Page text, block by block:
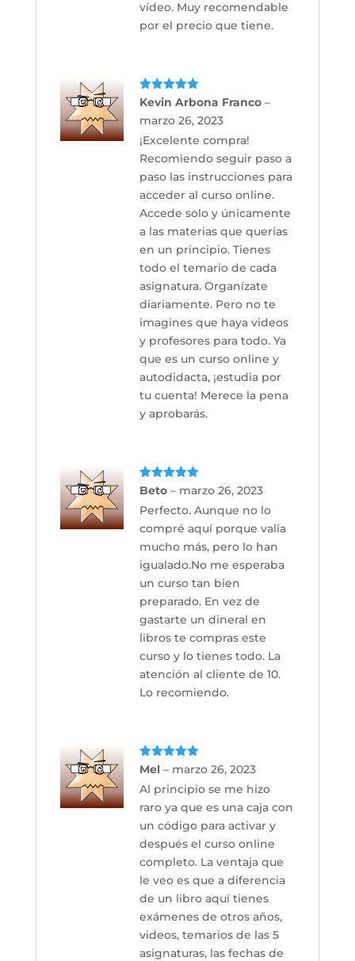
vídeo. Muy recomendable
por el precio que tiene.
Valorado
Kevin Arbona Franco –
marzo 26, 2023
¡Excelente compra!
Recomiendo seguir paso a
paso las instrucciones para
acceder al curso online.
Accede solo y únicamente
a las materias que querías
en un principio. Tienes
todo el temario de cada
asignatura. Organízate
diariamente. Pero no te
imagines que haya videos
y profesores para todo. Ya
que es un curso online y
autodidacta, ¡estudia por
tu cuenta! Merece la pena
y aprobarás.
Valorado
Beto – marzo 26, 2023
Perfecto. Aunque no lo
compré aquí porque valía
mucho más, pero lo han
igualado.No me esperaba
un curso tan bien
preparado. En vez de
gastarte un dineral en
libros te compras este
curso y lo tienes todo. La
atención al cliente de 10.
Lo recomiendo.
Valorado
Mel – marzo 26, 2023
Al principio se me hizo
raro ya que es una caja con
un código para activar y
después el curso online
completo. La ventaja que
le veo es que a diferencia
de un libro aquí tienes
exámenes de otros años,
videos, temarios de las 5
asignaturas, las fechas de